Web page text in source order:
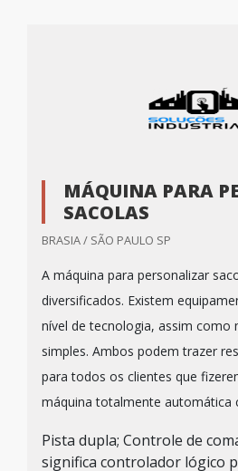
MÁQUINA PARA
SACOLAS
BRASIA / SÃO PAULO SP
A máquina para personalizar
diversificados. Existem
nível de tecnologia, assim como
simples. Ambos podem trazer
para todos os clientes que
máquina totalmente automática
Pista dupla; Controle de
significa controlador lógico